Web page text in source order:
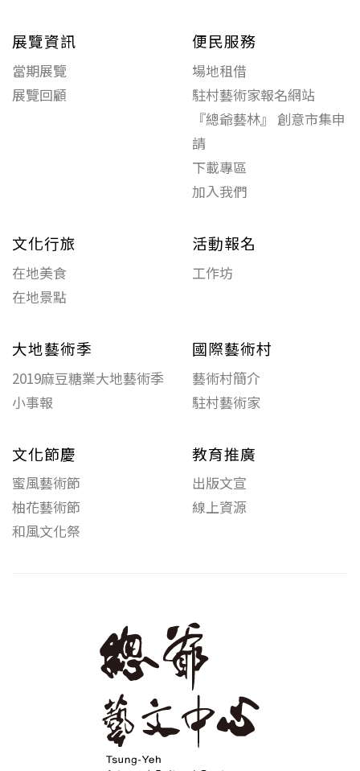
展覽資訊
當期展覽
展覽回顧
便民服務
場地租借
駐村藝術家報名網站
『總爺藝林』 創意市集申
請
下載專區
加入我們
文化行旅
在地美食
在地景點
活動報名
工作坊
大地藝術季
2019麻豆糖業大地藝術季
小事報
國際藝術村
藝術村簡介
駐村藝術家
文化節慶
蜜風藝術節
柚花藝術節
和風文化祭
教育推廣
出版文宣
線上資源